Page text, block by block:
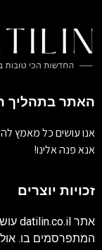
האתר בתהליך
אנו עושים כל מאמץ
אנא פנה אלינו!
זכויות יוצרים
אתר datilin.co.il
המתפרסמים בו.